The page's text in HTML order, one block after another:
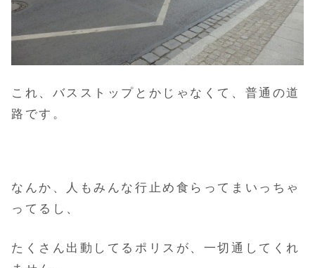
これ、バスストップとかじゃなくて、普通の道
路です。
なんか、人もみんな行止め食らってまいっちゃ
ってるし、
たくさん出動してるポリスが、一切通してくれ